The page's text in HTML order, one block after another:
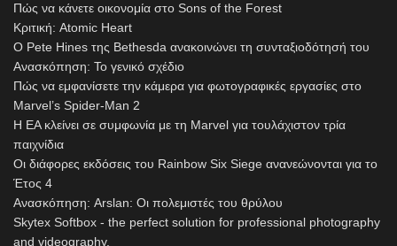
Πώς να κάνετε οικονομία στο Sons of the Forest
Κριτική: Atomic Heart
Ο Pete Hines της Bethesda ανακοινώνει τη συνταξιοδότησή του
Ανασκόπηση: Το γενικό σχέδιο
Πώς να εμφανίσετε την κάμερα για φωτογραφικές εργασίες στο
Marvel’s Spider-Man 2
Η EA κλείνει σε συμφωνία με τη Marvel για τουλάχιστον τρία
παιχνίδια
Οι διάφορες εκδόσεις του Rainbow Six Siege ανανεώνονται για το
Έτος 4
Ανασκόπηση: Arslan: Οι πολεμιστές του θρύλου
Skytex Softbox - the perfect solution for professional photography
and videography.